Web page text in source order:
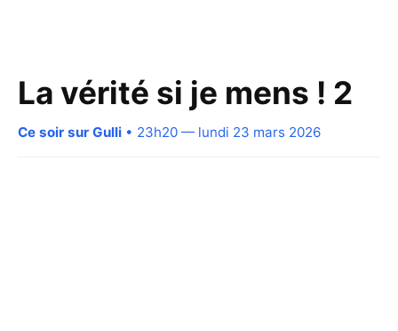
La vérité si je mens ! 2
Ce soir sur Gulli • 23h20 — lundi 23 mars 2026